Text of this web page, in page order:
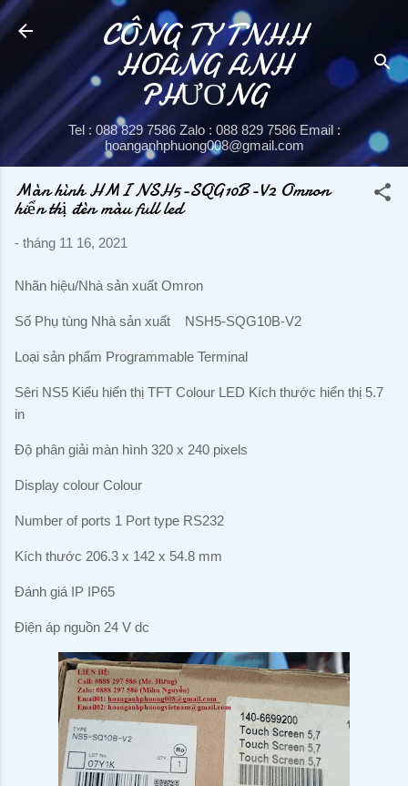
Chuyển đến nội dung chính
CÔNG TY TNHH
HOÀNG ANH
PHƯƠNG
Tel : 088 829 7586 Zalo : 088 829 7586 Email :
hoanganhphuong008@gmail.com
Màn hình HMI NSH5-SQG10B-V2 Omron
hiển thị đèn màu full led
- tháng 11 16, 2021
Nhãn hiệu/Nhà sản xuất Omron
Số Phụ tùng Nhà sản xuất NSH5-SQG10B-V2
Loại sản phẩm Programmable Terminal
Sêri NS5 Kiểu hiển thị TFT Colour LED Kích thước hiển thị 5.7
in
Độ phân giải màn hình 320 x 240 pixels
Display colour Colour
Number of ports 1 Port type RS232
Kích thước 206.3 x 142 x 54.8 mm
Đánh giá IP IP65
Điện áp nguồn 24 V dc